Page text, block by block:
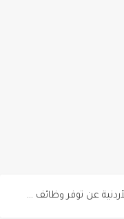
تعلن الخطوط الجوية الأردنية عن توفر وظائف شاغرة لمضيفي طيران